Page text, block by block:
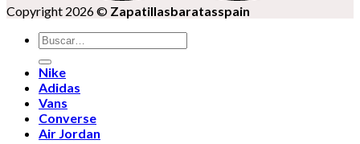
Copyright 2026 © Zapatillasbaratasspain
Buscar
por:
Nike
Adidas
Vans
Converse
Air Jordan